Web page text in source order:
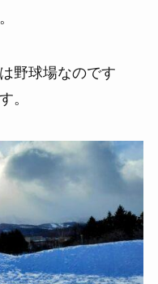
野球場なのです
。